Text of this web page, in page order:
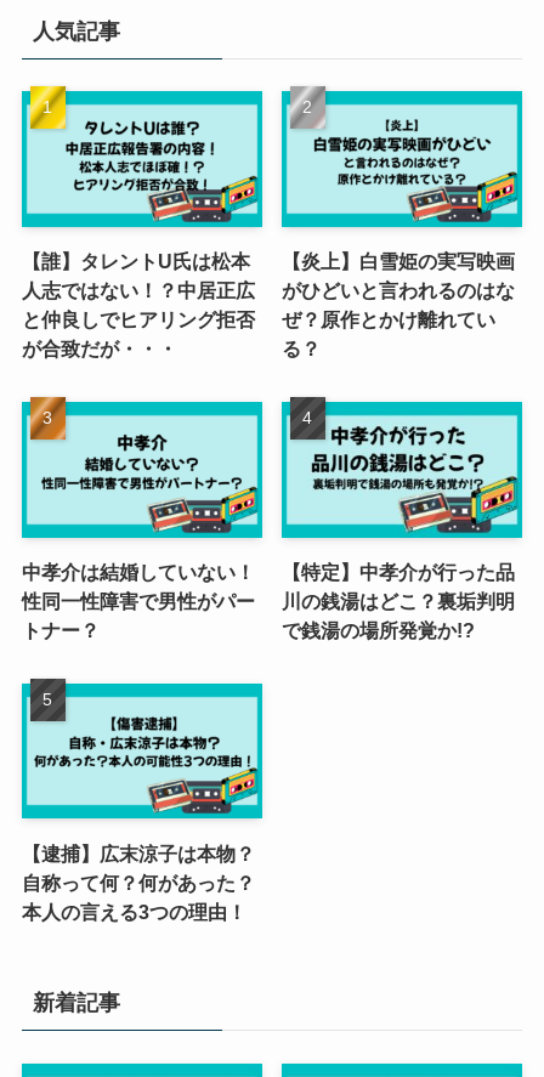
人気記事
【誰】タレントU氏は松本
人志ではない！？中居正広
と仲良しでヒアリング拒否
が合致だが・・・
【炎上】白雪姫の実写映画
がひどいと言われるのはな
ぜ？原作とかけ離れてい
る？
中孝介は結婚していない！
性同一性障害で男性がパー
トナー？
【特定】中孝介が行った品
川の銭湯はどこ？裏垢判明
で銭湯の場所発覚か!?
【逮捕】広末涼子は本物？
自称って何？何があった？
本人の言える3つの理由！
新着記事